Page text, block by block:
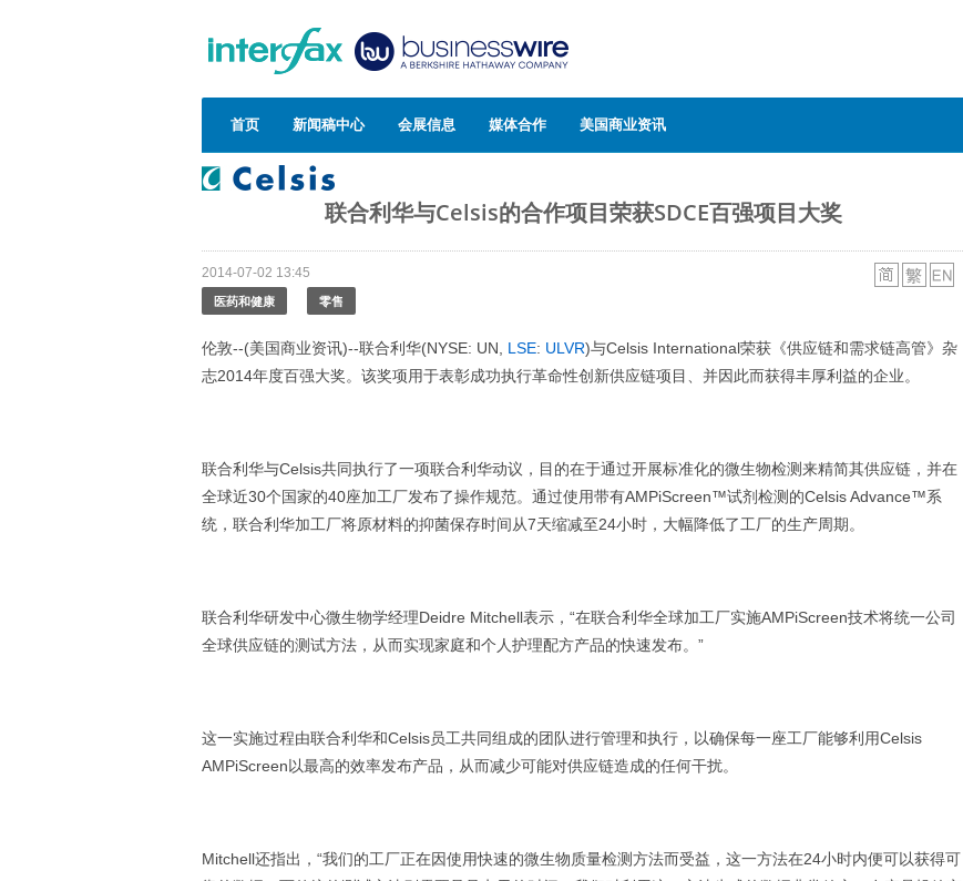
首页 新闻稿中心 会展信息 媒体合作 美国商业资讯
联合利华与Celsis的合作项目荣获SDCE百强项目大奖
2014-07-02 13:45
医药和健康 零售
伦敦--(美国商业资讯)--联合利华(NYSE: UN, LSE: ULVR)与Celsis International荣获《供应链和需求链高管》杂
志2014年度百强大奖。该奖项用于表彰成功执行革命性创新供应链项目、并因此而获得丰厚利益的企业。
联合利华与Celsis共同执行了一项联合利华动议，目的在于通过开展标准化的微生物检测来精简其供应链，并在
全球近30个国家的40座加工厂发布了操作规范。通过使用带有AMPiScreen™试剂检测的Celsis Advance™系
统，联合利华加工厂将原材料的抑菌保存时间从7天缩减至24小时，大幅降低了工厂的生产周期。
联合利华研发中心微生物学经理Deidre Mitchell表示，“在联合利华全球加工厂实施AMPiScreen技术将统一公司
全球供应链的测试方法，从而实现家庭和个人护理配方产品的快速发布。”
这一实施过程由联合利华和Celsis员工共同组成的团队进行管理和执行，以确保每一座工厂能够利用Celsis
AMPiScreen以最高的效率发布产品，从而减少可能对供应链造成的任何干扰。
Mitchell还指出，“我们的工厂正在因使用快速的微生物质量检测方法而受益，这一方法在24小时内便可以获得可